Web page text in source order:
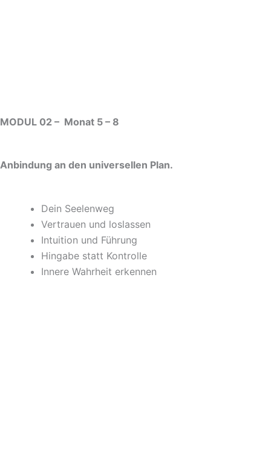
MODUL 02 – Monat 5 – 8
Anbindung an den universellen Plan.
Dein Seelenweg
Vertrauen und loslassen
Intuition und Führung
Hingabe statt Kontrolle
Innere Wahrheit erkennen